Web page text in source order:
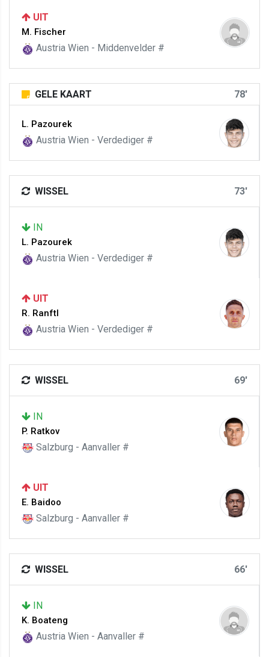
UIT
M. Fischer
Austria Wien - Middenvelder #
GELE KAART 78'
L. Pazourek
Austria Wien - Verdediger #
WISSEL 73'
IN
L. Pazourek
Austria Wien - Verdediger #
UIT
R. Ranftl
Austria Wien - Verdediger #
WISSEL 69'
IN
P. Ratkov
Salzburg - Aanvaller #
UIT
E. Baidoo
Salzburg - Aanvaller #
WISSEL 66'
IN
K. Boateng
Austria Wien - Aanvaller #